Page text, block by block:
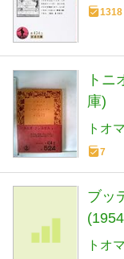
1318
トニ
庫)
トオ
7
ブッ
トオ